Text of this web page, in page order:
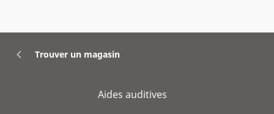
Trouver un magasin
Aides auditives